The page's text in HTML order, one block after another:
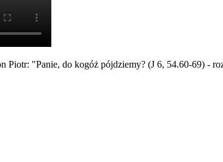
"Panie, do kogóż pójdziemy? (J 6, 54.60-69) -